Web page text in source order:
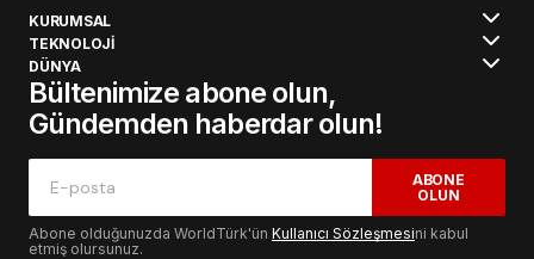
KURUMSAL
TEKNOLOJİ
DÜNYA
Bültenimize abone olun,
Gündemden haberdar olun!
ABONE
OLUN
Abone olduğunuzda WorldTürk'ün Kullanıcı Sözleşmesini kabul
etmiş olursunuz.